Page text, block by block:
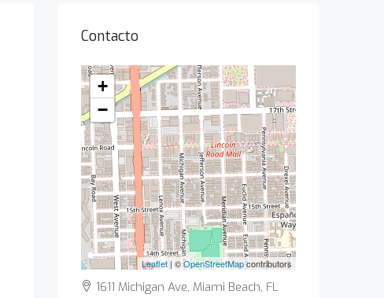
Contacto
+
−
Leaflet | ©OpenStreetMapcontributors
1611 Michigan Ave, Miami Beach, FL